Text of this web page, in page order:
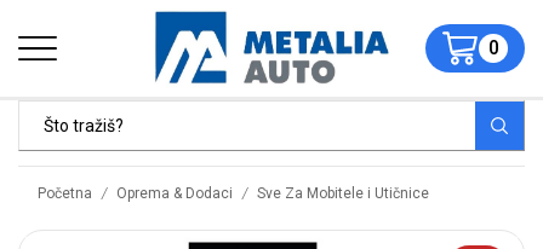
0
Početna / Oprema & Dodaci / Sve Za Mobitele i Utičnice